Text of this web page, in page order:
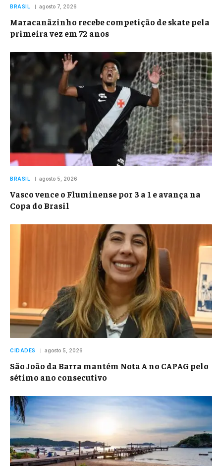
BRASIL agosto 7, 2026
Maracanãzinho recebe competição de skate pela
primeira vez em 72 anos
BRASIL agosto 5, 2026
Vasco vence o Fluminense por 3 a 1 e avança na
Copa do Brasil
CIDADES agosto 5, 2026
São João da Barra mantém Nota A no CAPAG pelo
sétimo ano consecutivo